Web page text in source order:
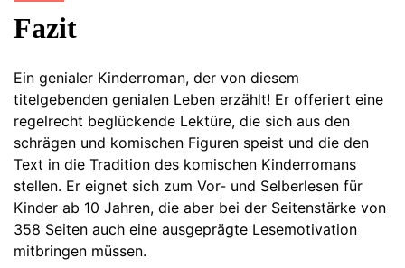
Fazit
Ein genialer Kinderroman, der von diesem
titelgebenden genialen Leben erzählt! Er offeriert eine
regelrecht beglückende Lektüre, die sich aus den
schrägen und komischen Figuren speist und die den
Text in die Tradition des komischen Kinderromans
stellen. Er eignet sich zum Vor- und Selberlesen für
Kinder ab 10 Jahren, die aber bei der Seitenstärke von
358 Seiten auch eine ausgeprägte Lesemotivation
mitbringen müssen.